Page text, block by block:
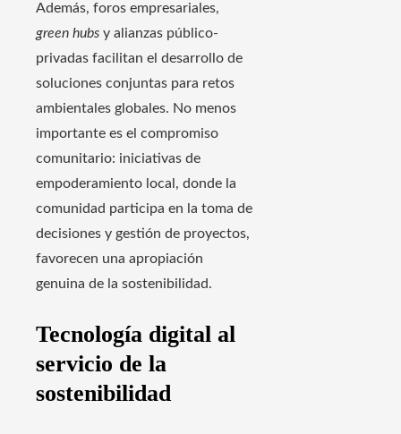
Además, foros empresariales,
green hubs y alianzas público-
privadas facilitan el desarrollo de
soluciones conjuntas para retos
ambientales globales. No menos
importante es el compromiso
comunitario: iniciativas de
empoderamiento local, donde la
comunidad participa en la toma de
decisiones y gestión de proyectos,
favorecen una apropiación
genuina de la sostenibilidad.
Tecnología digital al
servicio de la
sostenibilidad